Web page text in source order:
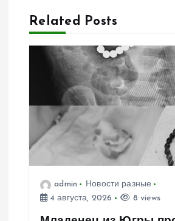
ц
и
п
з
Related Posts
admin
Новости разные
4 августа, 2026
8 views